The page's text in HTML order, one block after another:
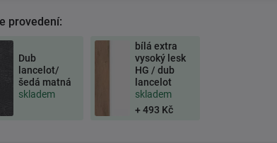
provedení:
Dub
lancelot/
šedá matná
skladem
bílá extra
vysoký lesk
HG / dub
lancelot
skladem
+ 493 Kč